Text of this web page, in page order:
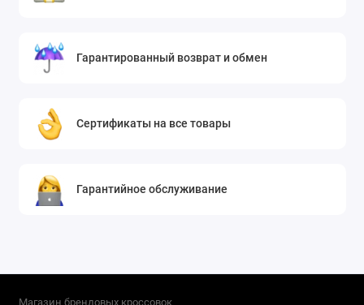
Гарантированный возврат и обмен
Сертификаты на все товары
Гарантийное обслуживание
Магазин брендовых кроссовок